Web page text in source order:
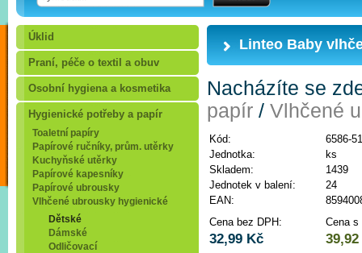
Úklid
Praní, péče o textil a obuv
Osobní hygiena a kosmetika
Hygienické potřeby a papír
Toaletní papíry
Papírové ručníky, prům. utěrky
Kuchyňské utěrky
Papírové kapesníky
Papírové ubrousky
Vlhčené ubrousky hygienické
Dětské
Dámské
Odličovací
Linteo Baby
Nacházíte se
papír / Vlhčené
Kód:
6586-51
Jednotka:
ks
Skladem:
1439
Jednotek v balení:
24
EAN:
Cena bez DPH:
Cena s
32,99 Kč